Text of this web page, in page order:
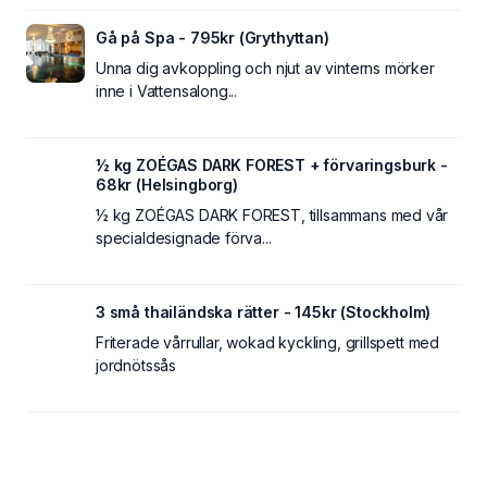
Gå på Spa - 795kr (Grythyttan)
Unna dig avkoppling och njut av vinterns mörker
inne i Vattensalong...
½ kg ZOÉGAS DARK FOREST + förvaringsburk -
68kr (Helsingborg)
½ kg ZOÉGAS DARK FOREST, tillsammans med vår
specialdesignade förva...
3 små thailändska rätter - 145kr (Stockholm)
Friterade vårrullar, wokad kyckling, grillspett med
jordnötssås